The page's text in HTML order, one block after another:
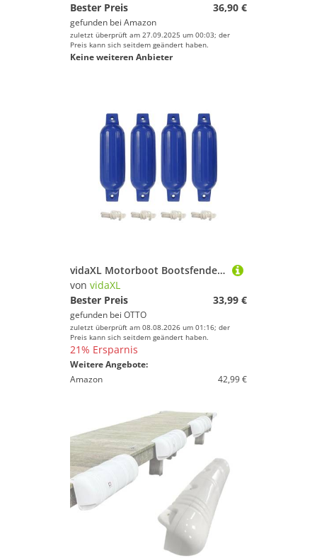
Bester Preis
36,90 €
gefunden bei Amazon
zuletzt überprüft am 27.09.2025 um 00:03; der
Preis kann sich seitdem geändert haben.
Keine weiteren Anbieter
vidaXL Motorboot Bootsfender 4 Stk. Blau Ø 11x40 cm PVC, (4-St)
von vidaXL
Bester Preis
33,99 €
gefunden bei OTTO
zuletzt überprüft am 08.08.2026 um 01:16; der
Preis kann sich seitdem geändert haben.
21% Ersparnis
Weitere Angebote:
Amazon
42,99 €